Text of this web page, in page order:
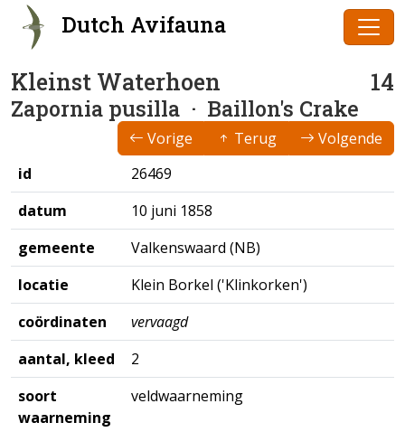
Dutch Avifauna
Kleinst Waterhoen 14
Zapornia pusilla · Baillon's Crake
Vorige Terug
Volgende
id
26469
datum
10 juni 1858
gemeente
Valkenswaard (NB)
locatie
Klein Borkel ('Klinkorken')
coördinaten
vervaagd
aantal, kleed
2
soort
waarneming
veldwaarneming